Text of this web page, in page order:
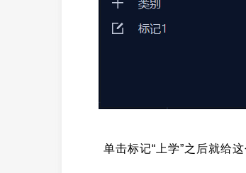
单击标记“上学”之后就给